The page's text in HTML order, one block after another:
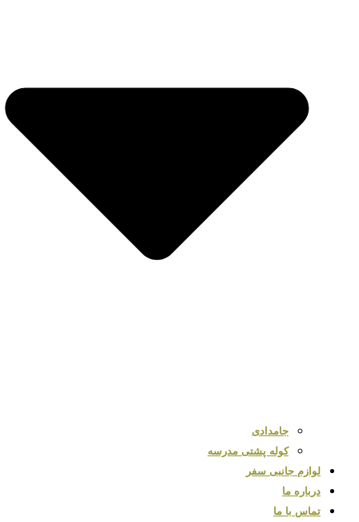
جامدادی
کوله پشتی مدرسه
لوازم جانبی سفر
درباره ما
تماس با ما